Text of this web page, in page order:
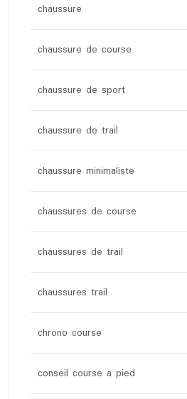
chaussure
chaussure de course
chaussure de sport
chaussure de trail
chaussure minimaliste
chaussures de course
chaussures de trail
chaussures trail
chrono course
conseil course a pied